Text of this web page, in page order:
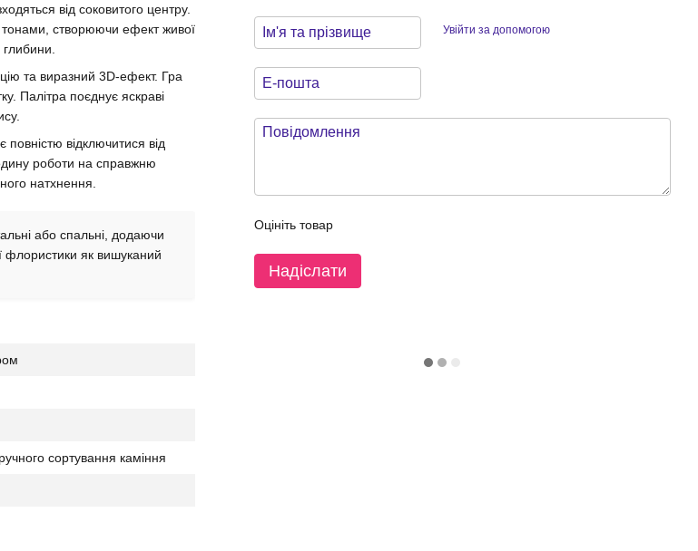
від соковитого центру.
тонами, створюючи ефект живої
глибини.
та виразний 3D-ефект. Гра
Палітра поєднує яскраві
відключитися від
роботи на справжню
натхнення.
або спальні, додаючи
флористики як вишуканий
сортування каміння
Увійти за допомогою
Оцініть товар
Надіслати